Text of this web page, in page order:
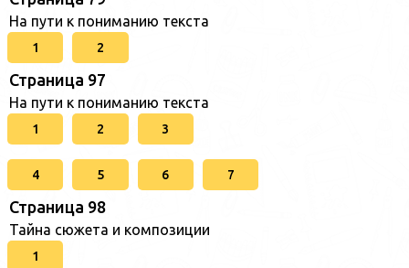
На пути к пониманию текста
1 2
Страница 97
На пути к пониманию текста
1 2 3
4 5 6 7
Страница 98
Тайна сюжета и композиции
1